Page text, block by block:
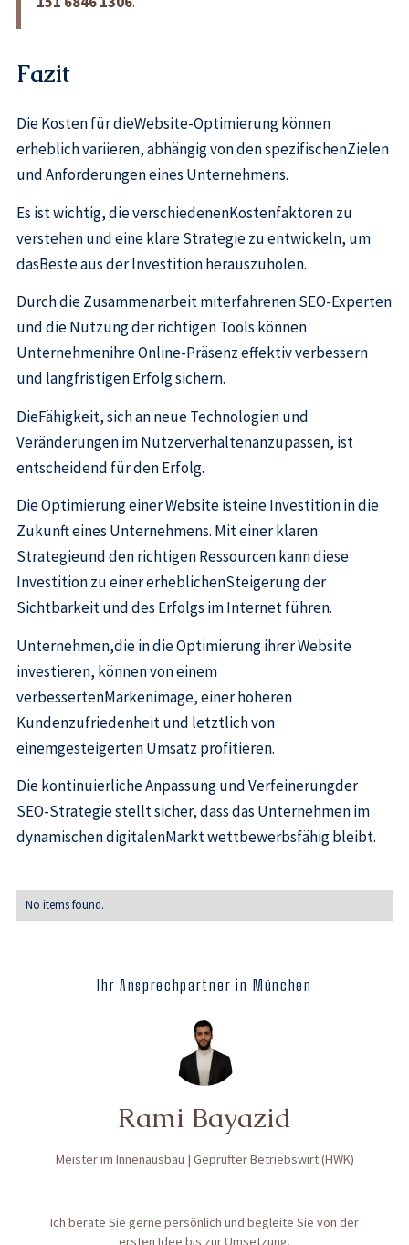
Fazit
Die Kosten für dieWebsite-Optimierung können
erheblich variieren, abhängig von den spezifischenZielen
und Anforderungen eines Unternehmens.
Es ist wichtig, die verschiedenenKostenfaktoren zu
verstehen und eine klare Strategie zu entwickeln, um
dasBeste aus der Investition herauszuholen.
Durch die Zusammenarbeit miterfahrenen SEO-Experten
und die Nutzung der richtigen Tools können
Unternehmenihre Online-Präsenz effektiv verbessern
und langfristigen Erfolg sichern.
DieFähigkeit, sich an neue Technologien und
Veränderungen im Nutzerverhaltenanzupassen, ist
entscheidend für den Erfolg.
Die Optimierung einer Website isteine Investition in die
Zukunft eines Unternehmens. Mit einer klaren
Strategieund den richtigen Ressourcen kann diese
Investition zu einer erheblichenSteigerung der
Sichtbarkeit und des Erfolgs im Internet führen.
Unternehmen,die in die Optimierung ihrer Website
investieren, können von einem
verbessertenMarkenimage, einer höheren
Kundenzufriedenheit und letztlich von
einemgesteigerten Umsatz profitieren.
Die kontinuierliche Anpassung und Verfeinerungder
SEO-Strategie stellt sicher, dass das Unternehmen im
dynamischen digitalenMarkt wettbewerbsfähig bleibt.
No items found.
Ihr Ansprechpartner in München
Rami Bayazid
Meister im Innenausbau | Geprüfter Betriebswirt (HWK)
Ich berate Sie gerne persönlich und begleite Sie von der